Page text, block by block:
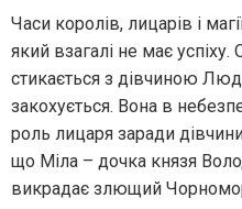
Часи королів, лицарів і
який взагалі не має
стикається з дівчиною
закохується. Вона в
роль лицаря заради
що Міла – дочка князя
викрадає злющий